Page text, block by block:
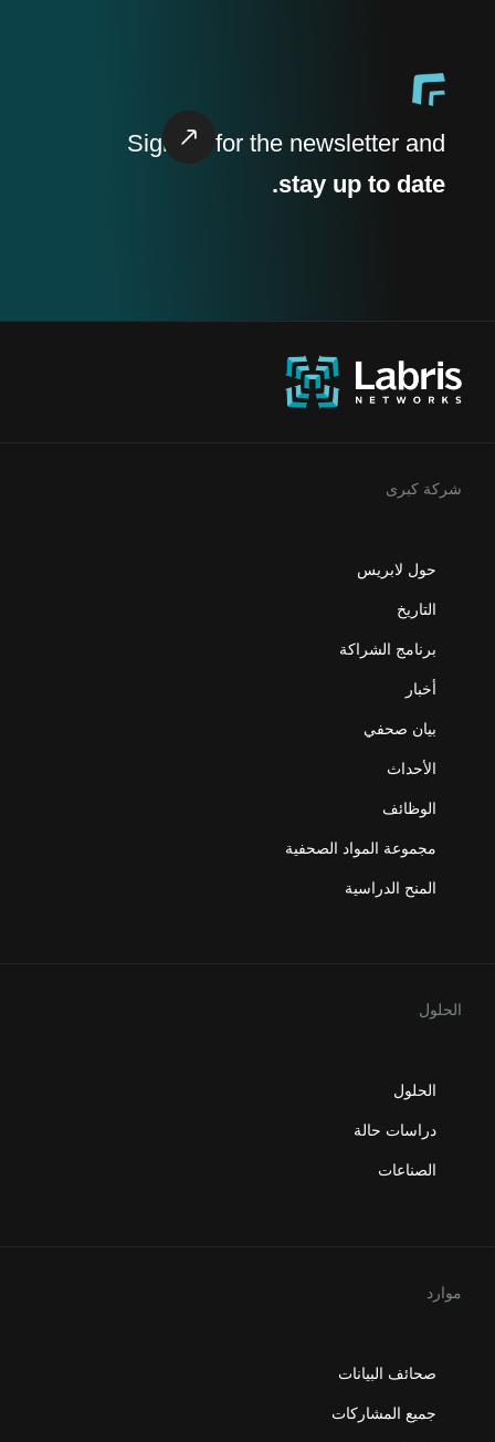
Sign up for the newsletter and
stay up to date.
شركة كبرى
حول لابريس
التاريخ
برنامج الشراكة
أخبار
بيان صحفي
الأحداث
الوظائف
مجموعة المواد الصحفية
المنح الدراسية
الحلول
الحلول
دراسات حالة
الصناعات
موارد
صحائف البيانات
جميع المشاركات